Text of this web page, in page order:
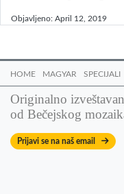
Objavljeno: April 12, 2019
HOME MAGYAR SPECIJALI
Originalno
od Bečejskog
Prijavi se na naš email